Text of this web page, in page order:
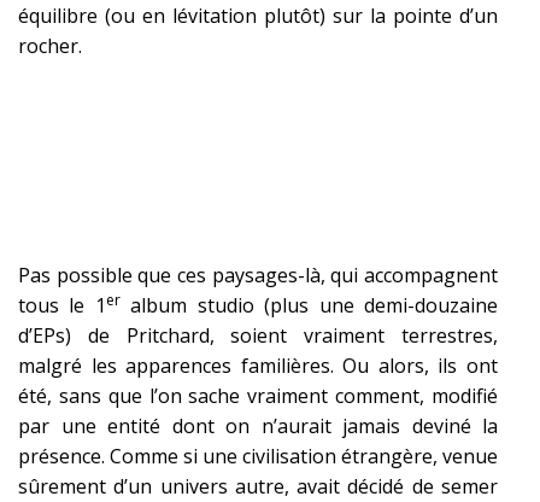
équilibre (ou en lévitation plutôt) sur la pointe d’un
rocher.
Pas possible que ces paysages-là, qui accompagnent
tous le 1 eralbum studio (plus une demi-douzaine
d’EPs) de Pritchard, soient vraiment terrestres,
malgré les apparences familières. Ou alors, ils ont
été, sans que l’on sache vraiment comment, modifié
par une entité dont on n’aurait jamais deviné la
présence. Comme si une civilisation étrangère, venue
sûrement d’un univers autre, avait décidé de semer